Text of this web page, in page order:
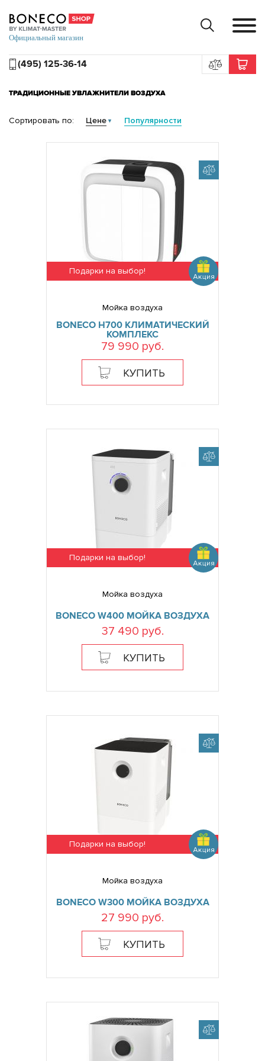
(495) 125-36-14
ТРАДИЦИОННЫЕ УВЛАЖНИТЕЛИ ВОЗДУХА
Сортировать по: Цене Популярности
Подарки на выбор!
Мойка воздуха
BONECO H700 КЛИМАТИЧЕСКИЙ
КОМПЛЕКС
79 990 руб.
КУПИТЬ
Подарки на выбор!
Мойка воздуха
BONECO W400 МОЙКА ВОЗДУХА
37 490 руб.
КУПИТЬ
Подарки на выбор!
Мойка воздуха
BONECO W300 МОЙКА ВОЗДУХА
27 990 руб.
КУПИТЬ